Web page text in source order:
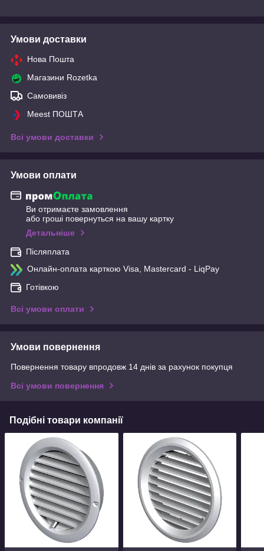
Умови доставки
Нова Пошта
Магазини Rozetka
Самовивіз
Meest ПОШТА
Всі умови доставки
Умови оплати
Ви отримаєте замовлення
або гроші повернуться на вашу картку
Детальніше
Післяплата
Онлайн-оплата карткою Visa, Mastercard - LiqPay
Готівкою
Всі умови оплати
Умови повернення
Повернення товару впродовж 14 днів за рахунок покупця
Всі умови повернення
Подібні товари компанії